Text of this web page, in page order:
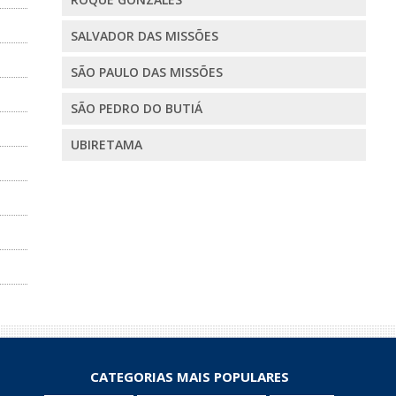
SALVADOR DAS MISSÕES
SÃO PAULO DAS MISSÕES
SÃO PEDRO DO BUTIÁ
UBIRETAMA
CATEGORIAS MAIS POPULARES